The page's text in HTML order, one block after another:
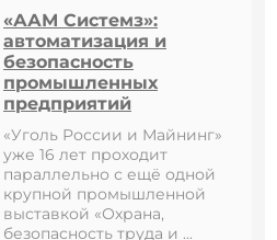
«ААМ Системз»:
автоматизация и
безопасность
промышленных
предприятий
«Уголь России и Майнинг»
уже 16 лет проходит
параллельно с ещё одной
крупной промышленной
выставкой «Охрана,
безопасность труда и ...